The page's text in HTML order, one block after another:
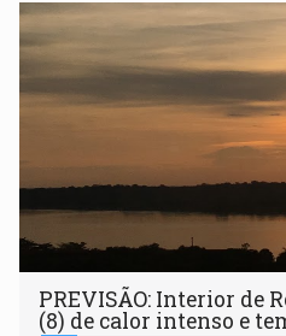
PREVISÃO: Interior de
(8) de calor intenso e